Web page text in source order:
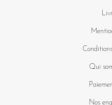
Qui
Nos